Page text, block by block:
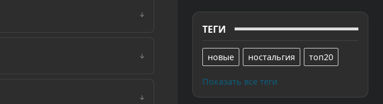
ТЕГИ
новые ностальгия топ20
Показать все теги
↓
↓
↓